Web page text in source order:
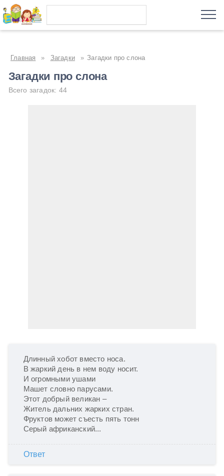
Главная » Загадки » Загадки про слона
Загадки про слона
Всего загадок: 44
Длинный хобот вместо носа.
В жаркий день в нем воду носит.
И огромными ушами
Машет словно парусами.
Этот добрый великан –
Житель дальних жарких стран.
Фруктов может съесть пять тонн
Серый африканский...
Ответ